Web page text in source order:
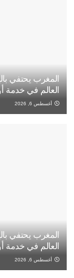
المغرب يحتفي
العالم في خدمة
أغسطس 6, 2026
المغرب يحتفي
العالم في خدمة
أغسطس 6, 2026